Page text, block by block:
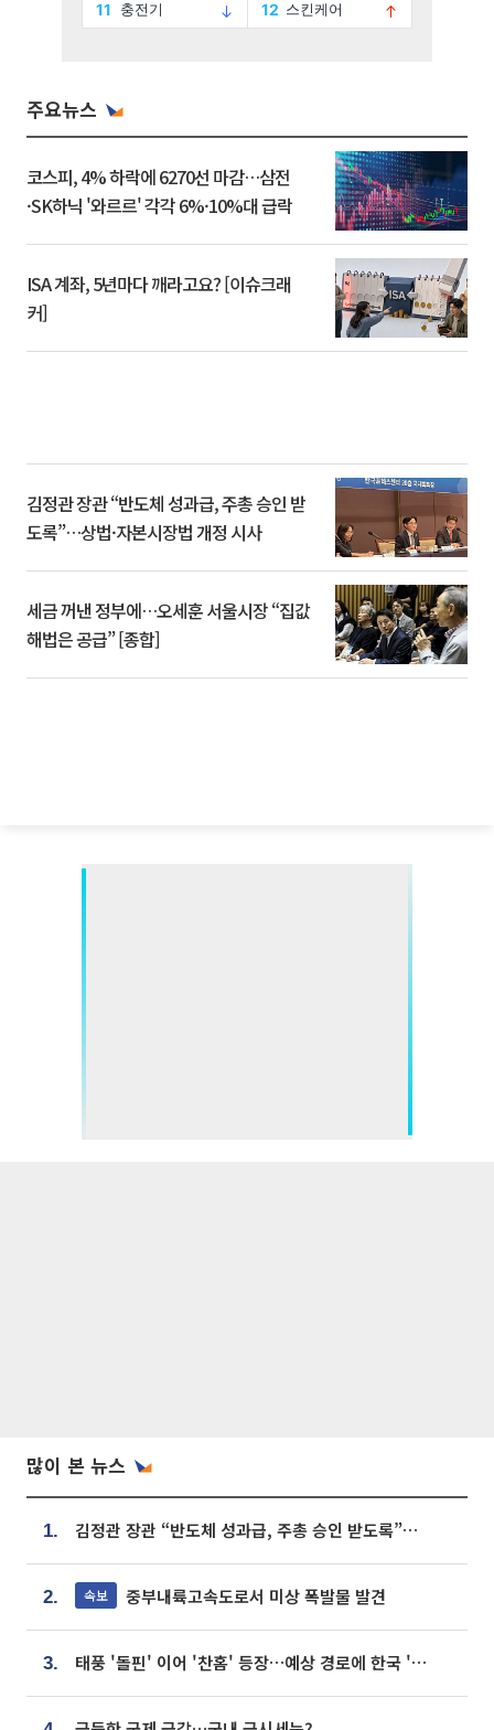
주요뉴스
코스피, 4% 하락에 6270선 마감…삼전
·SK하닉 '와르르' 각각 6%·10%대 급락
ISA 계좌, 5년마다 깨라고요? [이슈크래
커]
김정관 장관 “반도체 성과급, 주총 승인 받
도록”…상법·자본시장법 개정 시사
세금 꺼낸 정부에…오세훈 서울시장 “집값
해법은 공급” [종합]
많이 본 뉴스
1. 김정관 장관 “반도체 성과급, 주총 승인 받도록”…상법·자본시장법 개정 시사
2. 속보 중부내륙고속도로서 미상 폭발물 발견
3. 태풍 '돌핀' 이어 '찬홈' 등장…예상 경로에 한국 '한숨'